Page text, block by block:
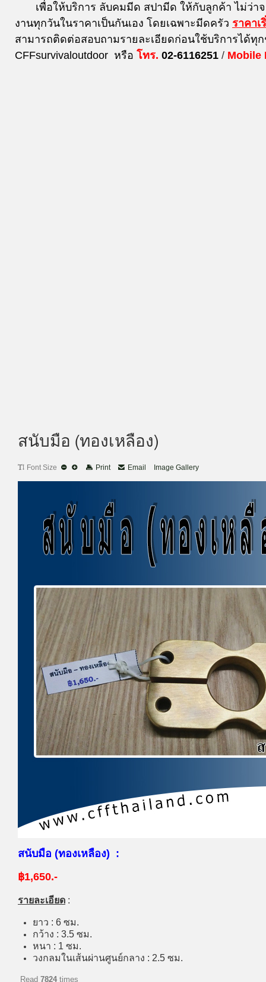
เพื่อให้บริการ ลับคมมีด สปามีด ให้กับลูกค้า ไม่ว่
งานทุกวันในราคาเป็นกันเอง โดยเฉพาะมีดครัว ราคาเ
สามารถติดต่อสอบถามรายละเอียดก่อนใช้บริการได้ทุ
CFFsurvivaloutdoor หรือ โทร. 02-6116251 / Mobile
สนับมือ (ทองเหลือง)
Font Size Print Email Image Gallery
สนับมือ (ทองเหลือง) :
฿1,650.-
รายละเอียด :
ยาว : 6 ซม.
กว้าง : 3.5 ซม.
หนา : 1 ซม.
วงกลมในเส้นผ่านศูนย์กลาง : 2.5 ซม.
Read 7824 times